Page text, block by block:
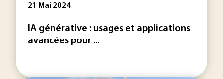
21 Mai 2024
IA générative : usages et applications
avancées pour ...